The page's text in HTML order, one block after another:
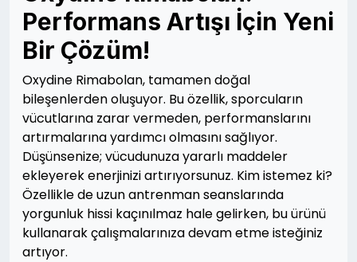
Performans Artışı İçin Yeni
Bir Çözüm!
Oxydine Rimabolan, tamamen doğal
bileşenlerden oluşuyor. Bu özellik, sporcuların
vücutlarına zarar vermeden, performanslarını
artırmalarına yardımcı olmasını sağlıyor.
Düşünsenize; vücudunuza yararlı maddeler
ekleyerek enerjinizi artırıyorsunuz. Kim istemez ki?
Özellikle de uzun antrenman seanslarında
yorgunluk hissi kaçınılmaz hale gelirken, bu ürünü
kullanarak çalışmalarınıza devam etme isteğiniz
artıyor.